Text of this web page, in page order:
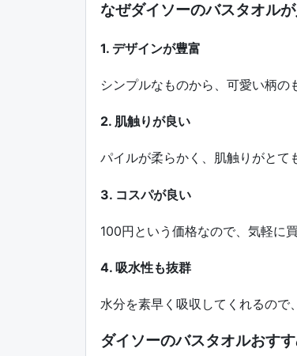
なぜダイソーのバスタオル
1. デザインが豊富
シンプルなものから、可愛い柄の
2. 肌触りが良い
パイルが柔らかく、肌触りがとて
3. コスパが良い
100円という価格なので、気軽に
4. 吸水性も抜群
水分を素早く吸収してくれるので
ダイソーのバスタオルおす